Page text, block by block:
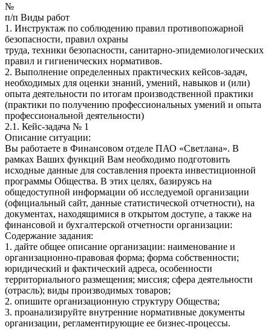
№
п/п Виды работ
1. Инструктаж по соблюдению правил противопожарной
безопасности, правил охраны
труда, техники безопасности, санитарно-эпидемиологических
правил и гигиенических нормативов.
2. Выполнение определенных практических кейсов-задач,
необходимых для оценки знаний, умений, навыков и (или)
опыта деятельности по итогам производственной практики
(практики по получению профессиональных умений и опыта
профессиональной деятельности)
2.1. Кейс-задача № 1
Описание ситуации:
Вы работаете в Финансовом отделе ПАО «Светлана». В
рамках Ваших функций Вам необходимо подготовить
исходные данные для составления проекта инвестиционной
программы Общества. В этих целях, базируясь на
общедоступной информации об исследуемой организации
(официальный сайт, данные статистической отчетности), на
документах, находящимися в открытом доступе, а также на
финансовой и бухгалтерской отчетности организации:
Содержание задания:
1. дайте общее описание организации: наименование и
организационно-правовая форма; форма собственности;
юридический и фактический адреса, особенности
территориального размещения; миссия; сфера деятельности
(отрасль); виды производимых товаров;
2. опишите организационную структуру Общества;
3. проанализируйте внутренние нормативные документы
организации, регламентирующие ее бизнес-процессы.